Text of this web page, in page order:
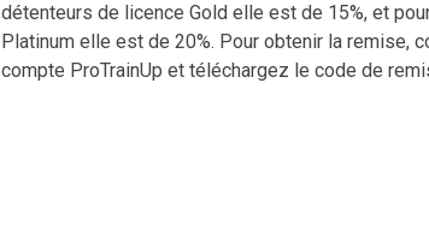
détenteurs de licence Gold elle est de 15%, et
Platinum elle est de 20%. Pour obtenir la remise,
compte ProTrainUp et téléchargez le code de